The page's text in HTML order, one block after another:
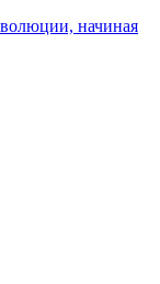
начиная